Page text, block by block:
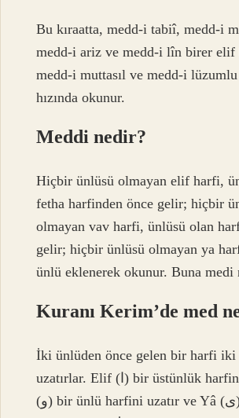
Bu kıraatta, medd-i tabiî, medd-i
medd-i ariz ve medd-i lîn birer elif
medd-i muttasıl ve medd-i
hızında okunur.
Meddi nedir?
Hiçbir ünlüsü olmayan elif harfi,
fetha harfinden önce gelir; hiçbir
olmayan vav harfi, ünlüsü olan
gelir; hiçbir ünlüsü olmayan ya
ünlü eklenerek okunur. Buna medi
Kuranı Kerim’de med
İki ünlüden önce gelen bir harfi
uzatırlar. Elif (ا) bir üstünlük harfini uzatır, Vâv
(و) bir ünlü harfini uzatır ve Yâ (ى) bir sonek